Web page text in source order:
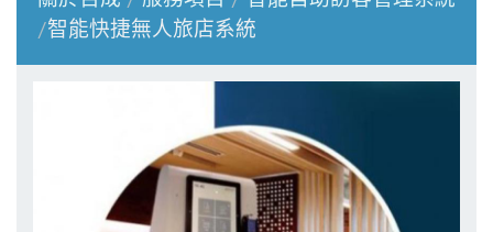
智能快捷無人旅店系統